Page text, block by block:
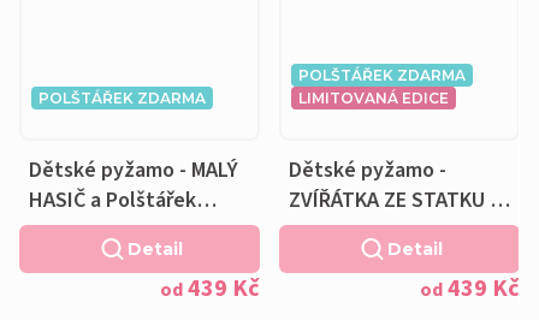
POLŠTÁŘEK ZDARMA
Dětské pyžamo - MALÝ
HASIČ a Polštářek
ZDARMA
od439 Kč
Detail
POLŠTÁŘEK ZDARMA
LIMITOVANÁ EDICE
Dětské pyžamo -
ZVÍŘÁTKA ZE STATKU a
Polštářek ZDARMA
od439 Kč
Detail